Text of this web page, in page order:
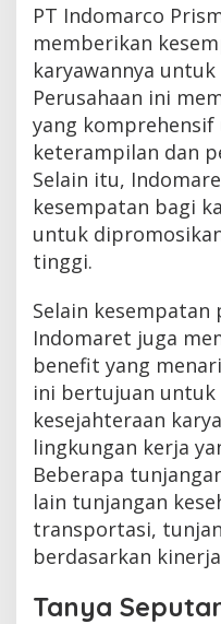
PT Indomarco
memberikan
karyawannya
Perusahaan ini
yang
keterampilan dan
Selain itu,
kesempatan bagi
untuk
tinggi.
Selain
Indomaret juga
benefit yang
ini bertujuan untuk
kesejahteraan
lingkungan kerja
Beberapa
lain tunjangan
transportasi,
berdasarkan
Tanya